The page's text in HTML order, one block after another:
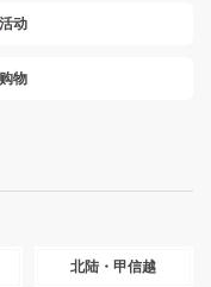
活动
购物
北陆・甲信越